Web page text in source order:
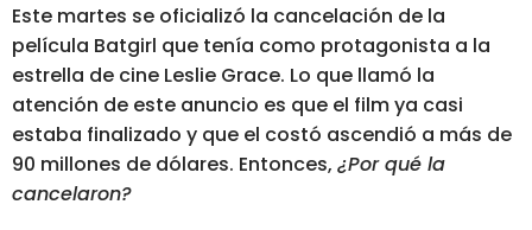
Este martes se oficializó la cancelación de la
película Batgirl que tenía como protagonista a la
estrella de cine Leslie Grace. Lo que llamó la
atención de este anuncio es que el film ya casi
estaba finalizado y que el costó ascendió a más de
90 millones de dólares. Entonces, ¿Por qué la
cancelaron?